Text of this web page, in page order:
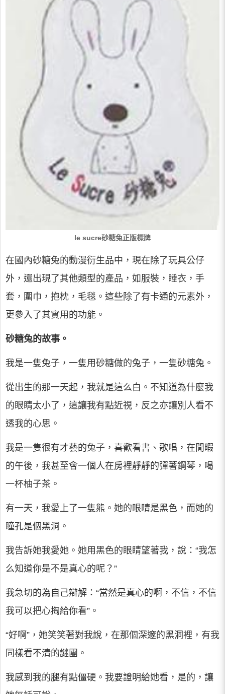
le sucre砂糖兔正版標牌
在國內砂糖兔的動漫衍生品中，現在除了玩具公仔
外，還出現了其他類型的產品，如服裝，睡衣，手
套，圍巾，抱枕，毛毯。這些除了有卡通的元素外，
更參入了其實用的功能。
砂糖兔的故事。
我是一隻兔子，一隻用砂糖做的兔子，一隻砂糖兔。
從出生的那一天起，我就是這么白。不知道為什麼我
的眼睛太小了，這讓我有點近視，反之亦讓別人看不
透我的心思。
我是一隻很有才藝的兔子，喜歡看書、歌唱，在閒暇
的午後，我甚至會一個人在房裡靜靜的彈著鋼琴，喝
一杯柚子茶。
有一天，我愛上了一隻熊。她的眼睛是黑色，而她的
瞳孔是個黑洞。
我告訴她我愛她。她用黑色的眼睛望著我，說：“我怎
么知道你是不是真心的呢？”
我急切的為自己辯解：“當然是真心的啊，不信，不信
我可以把心掏給你看”。
“好啊”，她笑笑著對我說，在那個深邃的黑洞裡，有我
同樣看不清的謎團。
我感到我的腿有點僵硬。我要證明給她看，是的，讓